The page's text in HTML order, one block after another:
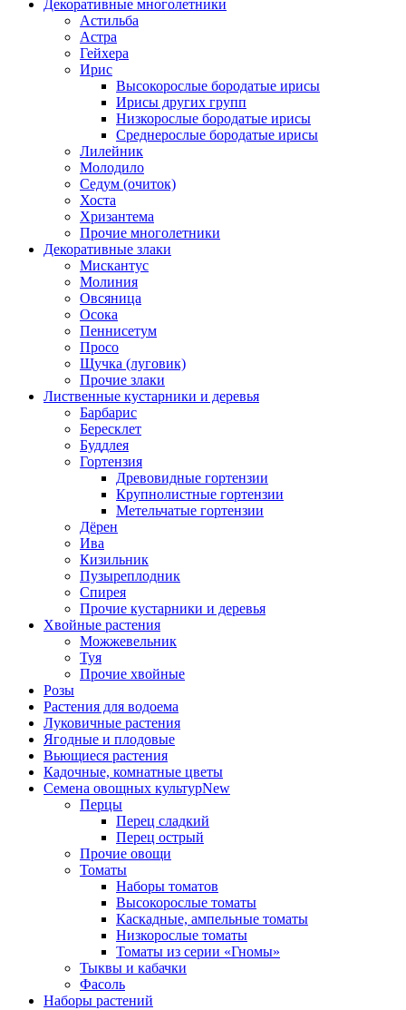
Декоративные многолетники
Астильба
Астра
Гейхера
Ирис
Высокорослые бородатые ирисы
Ирисы других групп
Низкорослые бородатые ирисы
Среднерослые бородатые ирисы
Лилейник
Молодило
Седум (очиток)
Хоста
Хризантема
Прочие многолетники
Декоративные злаки
Мискантус
Молиния
Овсяница
Осока
Пеннисетум
Просо
Щучка (луговик)
Прочие злаки
Лиственные кустарники и деревья
Барбарис
Бересклет
Буддлея
Гортензия
Древовидные гортензии
Крупнолистные гортензии
Метельчатые гортензии
Дёрен
Ива
Кизильник
Пузыреплодник
Спирея
Прочие кустарники и деревья
Хвойные растения
Можжевельник
Туя
Прочие хвойные
Розы
Растения для водоема
Луковичные растения
Ягодные и плодовые
Вьющиеся растения
Кадочные, комнатные цветы
Семена овощных культурNew
Перцы
Перец сладкий
Перец острый
Прочие овощи
Томаты
Наборы томатов
Высокорослые томаты
Каскадные, ампельные томаты
Низкорослые томаты
Томаты из серии «Гномы»
Тыквы и кабачки
Фасоль
Наборы растений